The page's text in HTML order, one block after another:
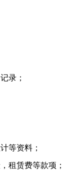
录；
等资料；
租赁费等款项；